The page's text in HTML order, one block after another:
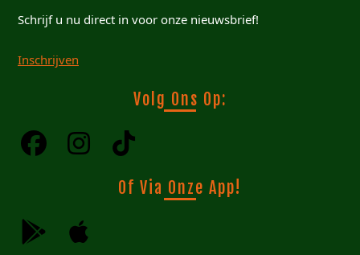
Schrijf u nu direct in voor onze nieuwsbrief!
Inschrijven
Volg Ons Op:
Of Via Onze App!